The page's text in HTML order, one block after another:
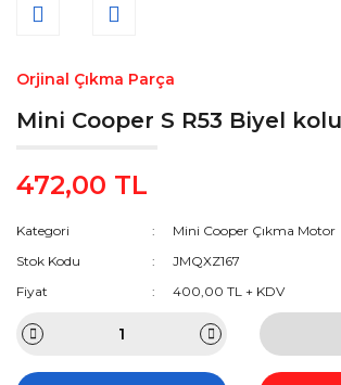
Orjinal Çıkma Parça
Mini Cooper S R53 Biyel kolu
472,00 TL
Kategori
Mini Cooper Çıkma Motor
Stok Kodu
JMQXZ167
Fiyat
400,00 TL + KDV